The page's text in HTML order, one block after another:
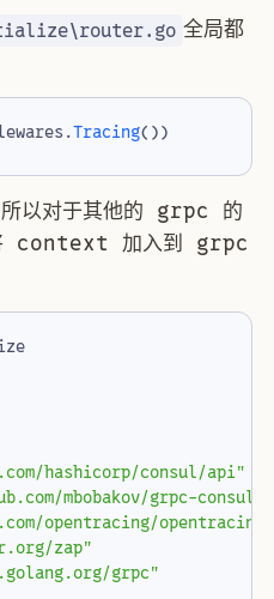
全局都
.Tracing())
以对于其他的 grpc 的
将 context 加入到 grpc
hashicorp/consul/api"
mbobakov/grpc-
opentracing/
zap"
grpc"